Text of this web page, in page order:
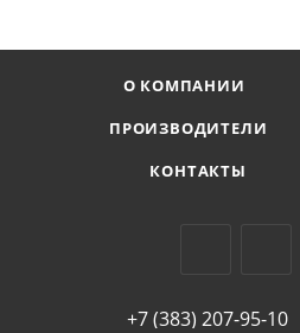
О КОМПАНИИ
ПРОИЗВОДИТЕЛИ
КОНТАКТЫ
+7 (383) 207-95-10